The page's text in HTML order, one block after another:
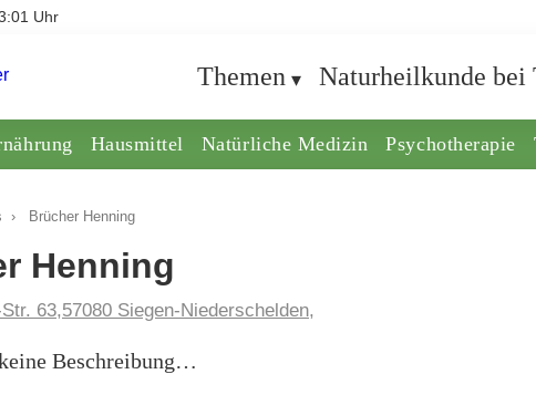
Uhr
Themen Naturheilkunde bei
Hausmittel Natürliche Medizin Psychotherapie
› Brücher Henning
Henning
63,57080 Siegen-Niederschelden,
Beschreibung…